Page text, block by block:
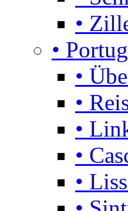
•
•
•
•
•
•
•